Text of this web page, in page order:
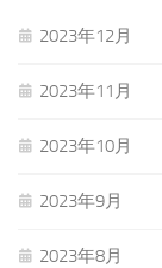
2023年12月
2023年11月
2023年10月
2023年9月
2023年8月